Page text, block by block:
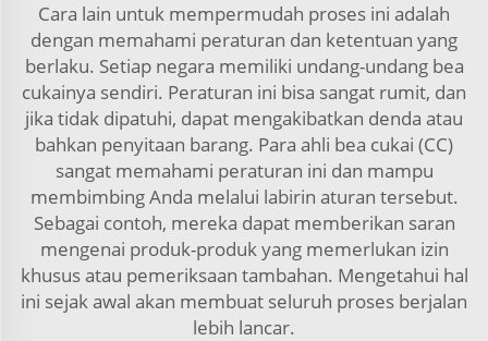
Cara lain untuk mempermudah proses ini adalah
dengan memahami peraturan dan ketentuan yang
berlaku. Setiap negara memiliki undang-undang bea
cukainya sendiri. Peraturan ini bisa sangat rumit, dan
jika tidak dipatuhi, dapat mengakibatkan denda atau
bahkan penyitaan barang. Para ahli bea cukai (CC)
sangat memahami peraturan ini dan mampu
membimbing Anda melalui labirin aturan tersebut.
Sebagai contoh, mereka dapat memberikan saran
mengenai produk-produk yang memerlukan izin
khusus atau pemeriksaan tambahan. Mengetahui hal
ini sejak awal akan membuat seluruh proses berjalan
lebih lancar.